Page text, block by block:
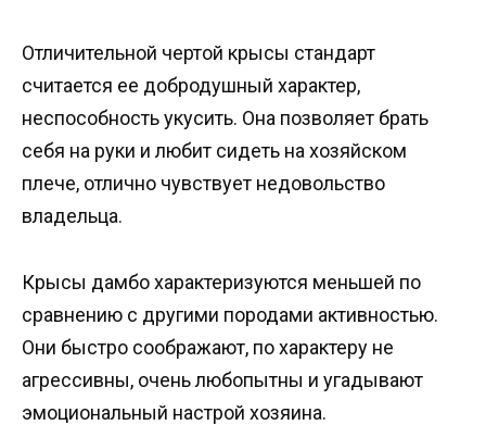
Отличительной чертой крысы стандарт
считается ее добродушный характер,
неспособность укусить. Она позволяет брать
себя на руки и любит сидеть на хозяйском
плече, отлично чувствует недовольство
владельца.
Крысы дамбо характеризуются меньшей по
сравнению с другими породами активностью.
Они быстро соображают, по характеру не
агрессивны, очень любопытны и угадывают
эмоциональный настрой хозяина.